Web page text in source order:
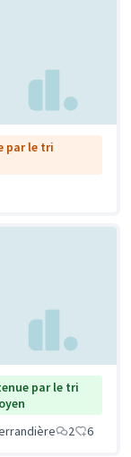
par le tri
par le tri
2 6